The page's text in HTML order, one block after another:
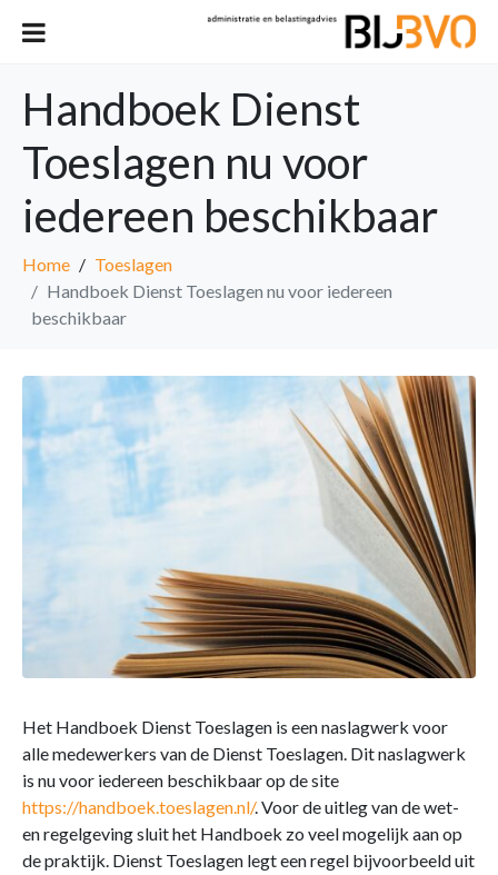
Handboek Dienst
Toeslagen nu voor
iedereen beschikbaar
Home
Toeslagen
Handboek Dienst Toeslagen nu voor iedereen
beschikbaar
Het Handboek Dienst Toeslagen is een naslagwerk voor
alle medewerkers van de Dienst Toeslagen. Dit naslagwerk
is nu voor iedereen beschikbaar op de site
https://handboek.toeslagen.nl/. Voor de uitleg van de wet-
en regelgeving sluit het Handboek zo veel mogelijk aan op
de praktijk. Dienst Toeslagen legt een regel bijvoorbeeld uit